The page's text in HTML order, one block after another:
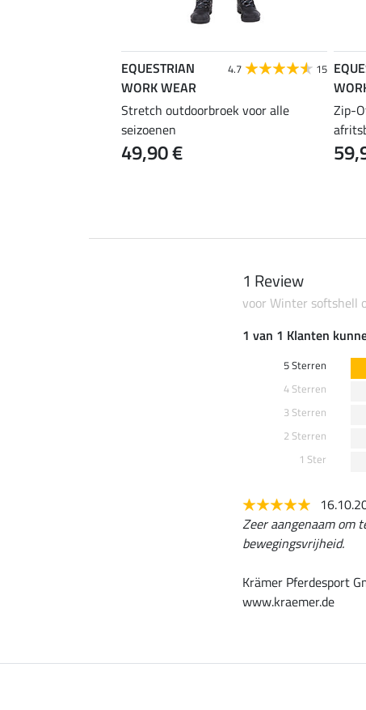
EQUESTRIAN
WORK WEAR
4.7 15
Stretch outdoorbroek voor alle
seizoenen
49,90 €
Zip-
1 Review
voor Winter softshell
1 van 1 Klanten
5 Sterren
4 Sterren
3 Sterren
2 Sterren
1 Ster
Zeer aangenaam om
bewegingsvrijheid.
Krämer Pferdesport
www.kraemer.de